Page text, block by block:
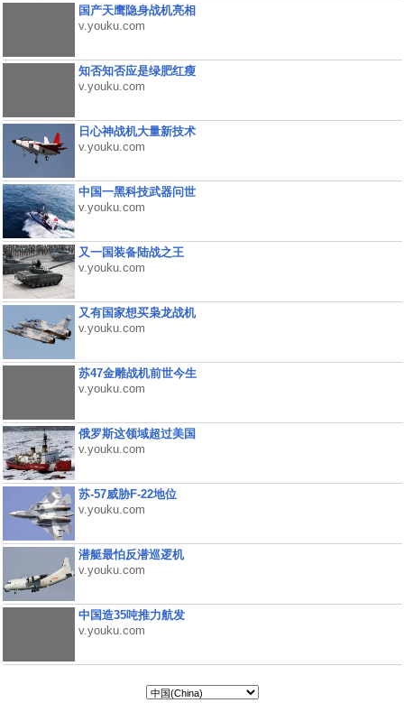
国产天鹰隐身战机亮相
v.youku.com
知否知否应是绿肥红瘦
v.youku.com
日心神战机大量新技术
v.youku.com
中国一黑科技武器问世
v.youku.com
又一国装备陆战之王
v.youku.com
又有国家想买枭龙战机
v.youku.com
苏47金雕战机前世今生
v.youku.com
俄罗斯这领域超过美国
v.youku.com
苏-57威胁F-22地位
v.youku.com
潜艇最怕反潜巡逻机
v.youku.com
中国造35吨推力航发
v.youku.com